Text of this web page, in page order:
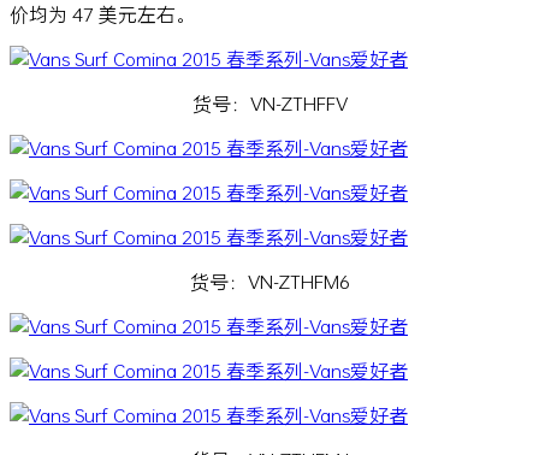
价均为 47 美元左右。
货号：VN-ZTHFFV
货号：VN-ZTHFM6